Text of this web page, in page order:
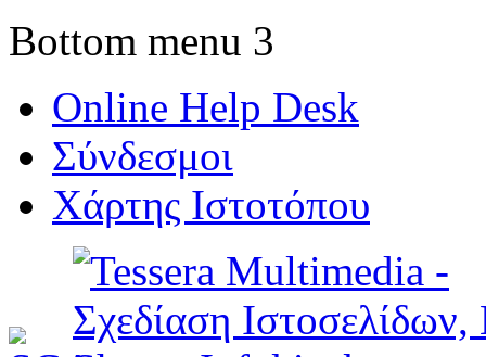
Bottom menu 3
Online Help Desk
Σύνδεσμοι
Χάρτης Ιστοτόπου